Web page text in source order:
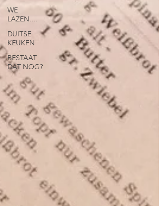
WE
LAZEN....
DUITSE
KEUKEN
BESTAAT
DAT NOG?